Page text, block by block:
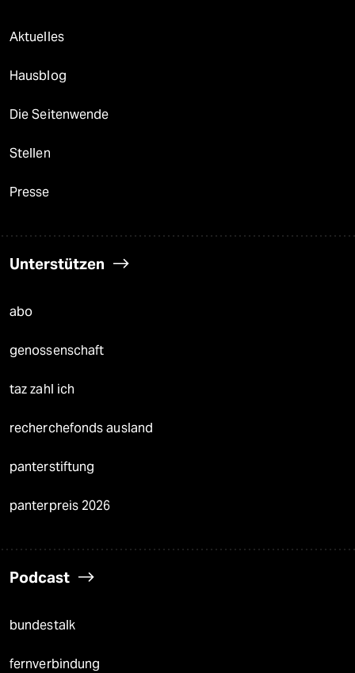
Aktuelles
Hausblog
Die Seitenwende
Stellen
Presse
Unterstützen
abo
genossenschaft
taz zahl ich
recherchefonds ausland
panterstiftung
panterpreis 2026
Podcast
bundestalk
fernverbindung